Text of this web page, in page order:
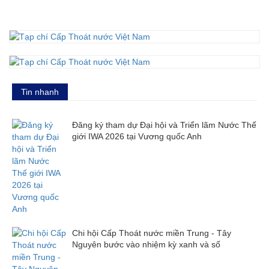
Tin nhanh
Đăng ký tham dự Đại hội và Triển lãm Nước Thế
giới IWA 2026 tại Vương quốc Anh
Chi hội Cấp Thoát nước miền Trung - Tây
Nguyên bước vào nhiệm kỳ xanh và số